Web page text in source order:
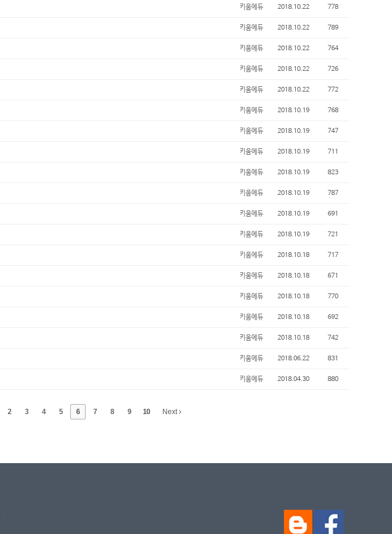
키움에듀 2018.10.22 778
키움에듀 2018.10.22 789
키움에듀 2018.10.22 764
키움에듀 2018.10.22 726
키움에듀 2018.10.22 772
키움에듀 2018.10.19 768
키움에듀 2018.10.19 747
키움에듀 2018.10.19 711
키움에듀 2018.10.19 823
키움에듀 2018.10.19 787
키움에듀 2018.10.19 691
키움에듀 2018.10.19 721
키움에듀 2018.10.18 717
키움에듀 2018.10.18 671
키움에듀 2018.10.18 770
키움에듀 2018.10.18 692
키움에듀 2018.10.18 742
키움에듀 2018.06.22 831
키움에듀 2018.04.30 880
2 3 4 5 6 7 8 9 10 Next